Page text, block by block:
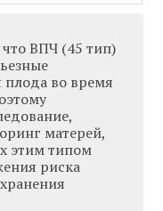
ВПЧ (45 тип)
плода во время
матерей,
этим типом
риска